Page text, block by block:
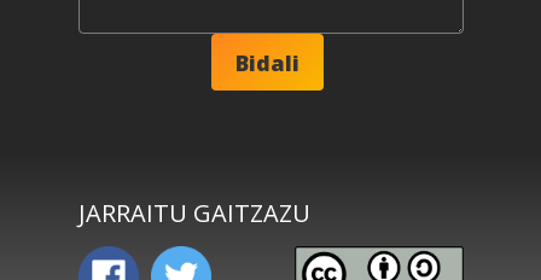
JARRAITU GAITZAZU